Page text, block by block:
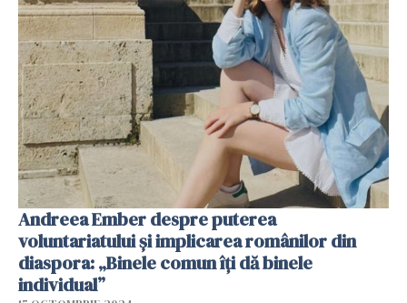
Andreea Ember despre puterea
voluntariatului și implicarea românilor din
diaspora: „Binele comun îți dă binele
individual”